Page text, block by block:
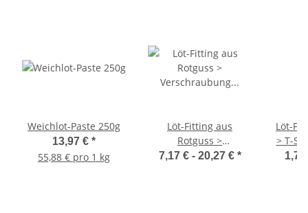
Weichlot-Paste 250g
13,97 € *
55,88 € pro 1 kg
Löt-Fitting aus
Rotguss >
Verschraubung
7,17 € - 20,27 € *
Löt-
> T-
i-i)